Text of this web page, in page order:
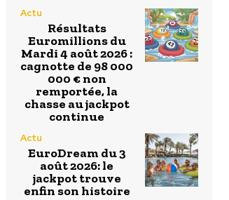
Actu
Résultats
Euromillions du
Mardi 4 août 2026 :
cagnotte de 98 000
000 € non
remportée, la
chasse au jackpot
continue
Actu
EuroDream du 3
août 2026: le
jackpot trouve
enfin son histoire